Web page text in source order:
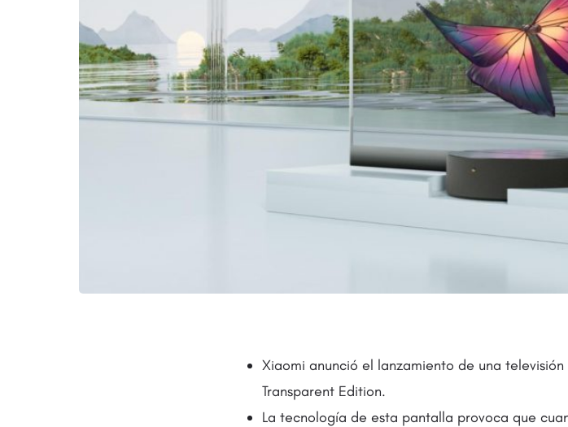
Xiaomi anunció el lanzamiento de una
Transparent Edition.
La tecnología de esta pantalla provoca que